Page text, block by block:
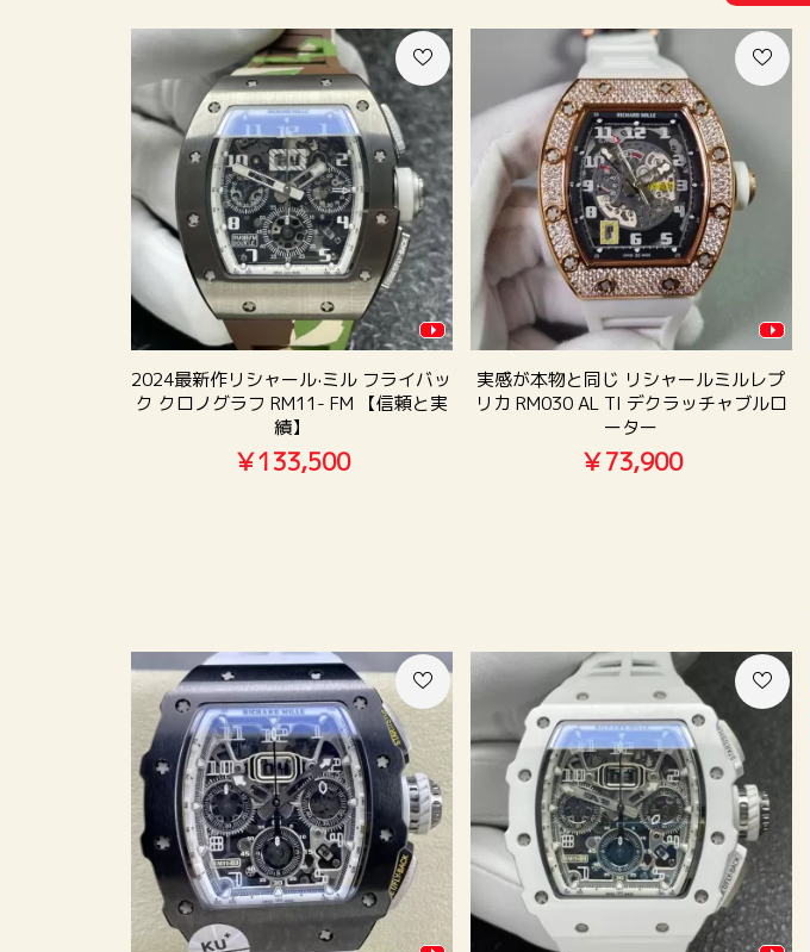
2024最新作リシャール·ミル フライバッ
ク クロノグラフ RM11- FM 【信頼と実
績】
￥133,500
実感が本物と同じ リシャールミルレプ
リカ RM030 AL TI デクラッチャブルロ
ーター
￥73,900